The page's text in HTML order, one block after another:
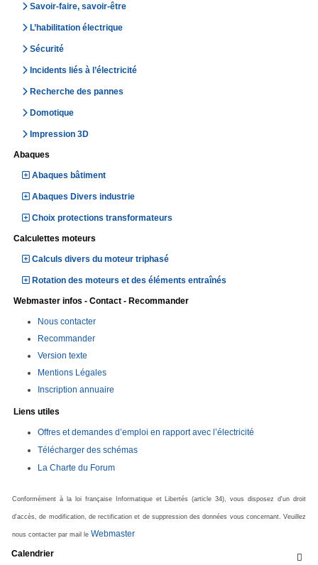
Savoir-faire, savoir-être
L’habilitation électrique
Sécurité
Incidents liés à l’électricité
Recherche des pannes
Domotique
Impression 3D
Abaques
Abaques bâtiment
Abaques Divers industrie
Choix protections transformateurs
Calculettes moteurs
Calculs divers du moteur triphasé
Rotation des moteurs et des éléments entraînés
Webmaster infos - Contact - Recommander
Nous contacter
Recommander
Version texte
Mentions Légales
Inscription annuaire
Liens utiles
Offres et demandes d’emploi en rapport avec l’électricité
Télécharger des schémas
La Charte du Forum
Conformément à la loi française Informatique et Libertés (article 34), vous disposez d'un droit
d'accès, de modification, de rectification et de suppression des données vous concernant. Veuillez
nous contacter par mail le Webmaster

Calendrier